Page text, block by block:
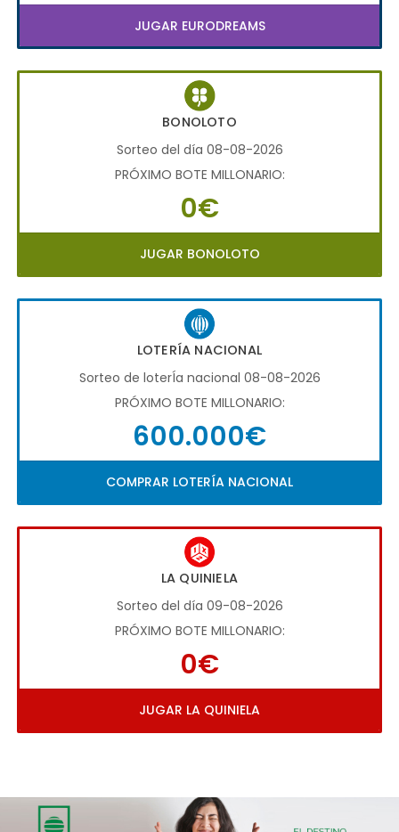
JUGAR EURODREAMS
BONOLOTO
Sorteo del día 08-08-2026
PRÓXIMO BOTE MILLONARIO:
0€
JUGAR BONOLOTO
LOTERÍA NACIONAL
Sorteo de loterÍa nacional 08-08-2026
PRÓXIMO BOTE MILLONARIO:
600.000€
COMPRAR LOTERÍA NACIONAL
LA QUINIELA
Sorteo del día 09-08-2026
PRÓXIMO BOTE MILLONARIO:
0€
JUGAR LA QUINIELA